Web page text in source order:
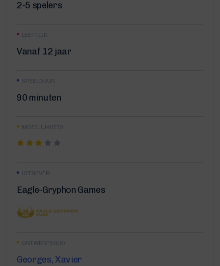
2-5 spelers
LEEFTIJD
Vanaf 12 jaar
SPEELDUUR
90 minuten
MOEILIJKHEID
UITGEVER:
Eagle-Gryphon Games
ONTWERPER(S)
Georges, Xavier